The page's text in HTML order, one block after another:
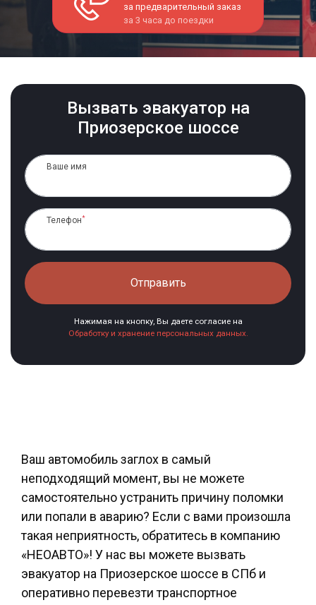
за предварительный заказ
за 3 часа до поездки
Вызвать эвакуатор на
Приозерское шоссе
Ваше имя
Телефон*
Отправить
Нажимая на кнопку, Вы даете согласие на
Обработку и хранение персональных данных.
Ваш автомобиль заглох в самый
неподходящий момент, вы не можете
самостоятельно устранить причину поломки
или попали в аварию? Если с вами произошла
такая неприятность, обратитесь в компанию
«НЕОАВТО»! У нас вы можете вызвать
эвакуатор на Приозерское шоссе в СПб и
оперативно перевезти транспортное